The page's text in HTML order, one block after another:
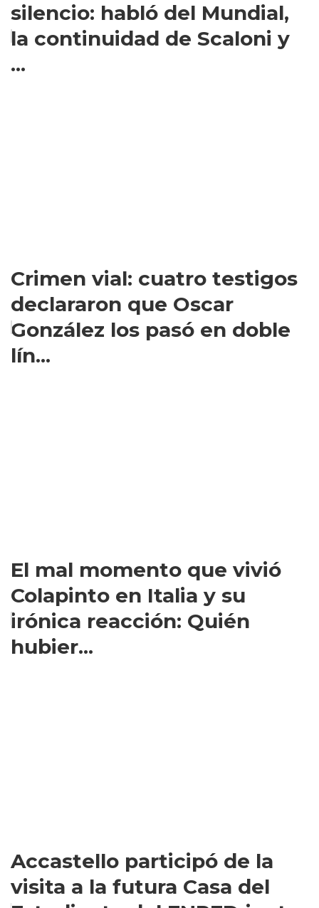
silencio: habló del Mundial,
la continuidad de Scaloni y
...
Crimen vial: cuatro testigos
declararon que Oscar
González los pasó en doble
lín...
El mal momento que vivió
Colapinto en Italia y su
irónica reacción: Quién
hubier...
Accastello participó de la
visita a la futura Casa del